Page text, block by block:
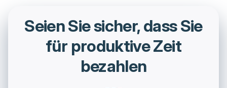
Seien Sie sicher, dass Sie
für produktive Zeit
bezahlen